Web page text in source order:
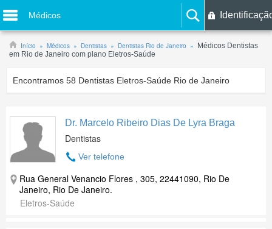
Médicos
Início Médicos Dentistas Dentistas Rio de Janeiro
Médicos Dentistas
em Rio de Janeiro com plano Eletros-Saúde
Encontramos 58 Dentistas Eletros-Saúde Rio de Janeiro
Dr. Marcelo Ribeiro Dias De Lyra Braga
Dentistas
Ver telefone
Rua General Venancio Flores , 305, 22441090, Rio De
Janeiro, Rio De Janeiro.
Eletros-Saúde